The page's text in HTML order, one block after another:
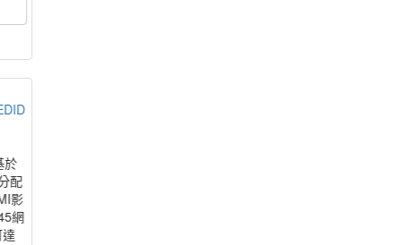
於
配
影
網